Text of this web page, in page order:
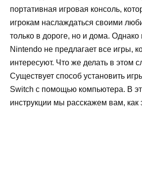
портативная игровая консоль,
игрокам наслаждаться своими
только в дороге, но и дома. Однако
Nintendo не предлагает все игры,
интересуют. Что же делать в этом
Существует способ установить
Switch с помощью компьютера. В
инструкции мы расскажем вам, как